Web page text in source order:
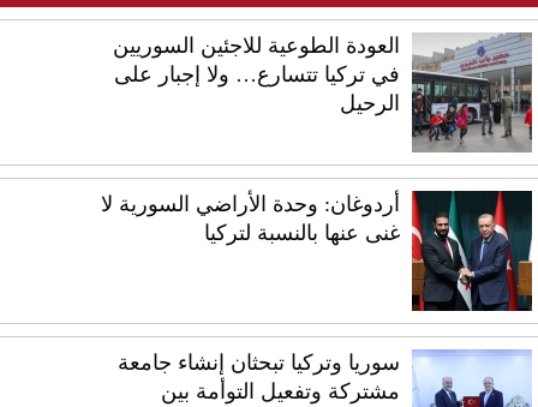
العودة الطوعية للاجئين السوريين
في تركيا تتسارع… ولا إجبار على
الرحيل
أردوغان: وحدة الأراضي السورية لا
غنى عنها بالنسبة لتركيا
سوريا وتركيا تبحثان إنشاء جامعة
مشتركة وتفعيل التوأمة بين